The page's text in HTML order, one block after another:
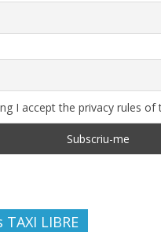
I accept the privacy rules of
LIBRE